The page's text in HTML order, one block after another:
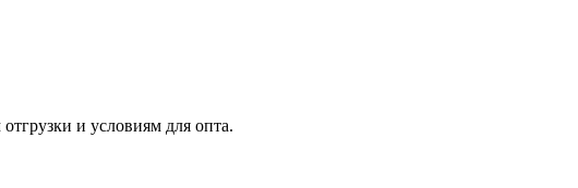
и условиям для опта.